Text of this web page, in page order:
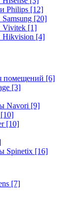
Philips [12]
[20]
Vivitek [1]
Hikvision [4]
помещений [6]
[3]
Navori [9]
[10]
[10]
Spinetix [16]
[7]